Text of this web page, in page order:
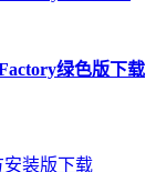
绿色版下载